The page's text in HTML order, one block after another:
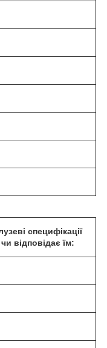
специфікації
відповідає їм: